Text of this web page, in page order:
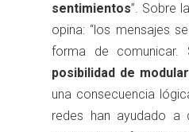
sentimientos”. Sobre
opina: “los mensajes
forma de comunicar.
posibilidad de
una consecuencia
redes han ayudado